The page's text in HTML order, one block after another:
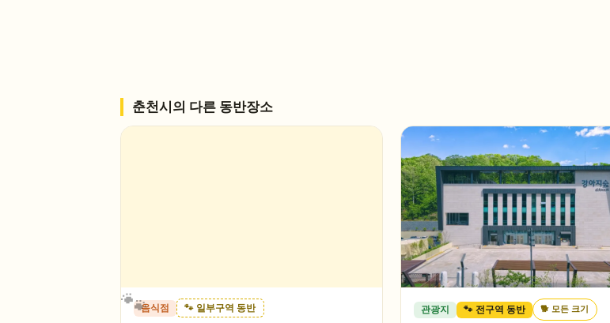
춘천시의 다른 동반장소
음식점 🐾 일부구역 동반 관광지 🐾 전구역 동반 🐕 모든 크기